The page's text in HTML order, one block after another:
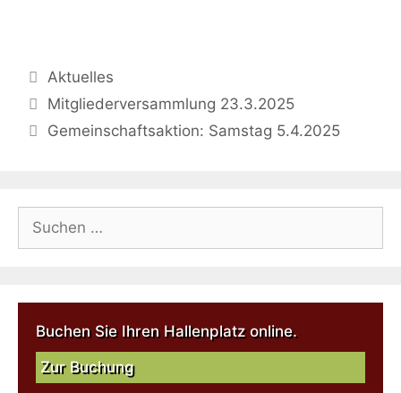
Aktuelles
Mitgliederversammlung 23.3.2025
Gemeinschaftsaktion: Samstag 5.4.2025
Buchen Sie Ihren Hallenplatz online.
Zur Buchung